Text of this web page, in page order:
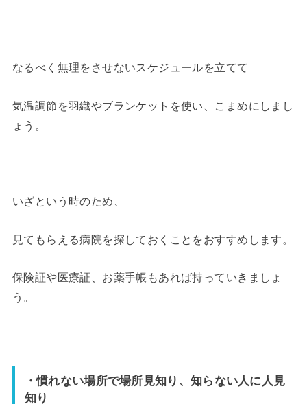
なるべく無理をさせないスケジュールを立てて
気温調節を羽織やブランケットを使い、こまめにしまし
ょう。
いざという時のため、
見てもらえる病院を探しておくことをおすすめします。
保険証や医療証、お薬手帳もあれば持っていきましょ
う。
・慣れない場所で場所見知り、知らない人に人見
知り